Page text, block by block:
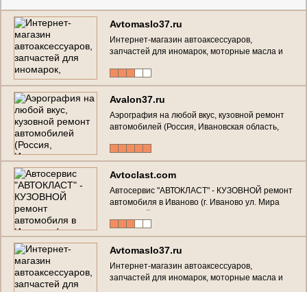
Avtomaslo37.ru
Интернет-магазин автоаксессуаров,
запчастей для иномарок, моторные масла и
Avalon37.ru
Аэрография на любой вкус, кузовной ремонт
автомобилей (Россия, Ивановская область,
Avtoclast.com
Автосервис "АВТОКЛАСТ" - КУЗОВНОЙ ремонт
автомобиля в Иваново (г. Иваново ул. Мира
стр. 4 (район меланжевого комбината), Тел. :
Avtomaslo37.ru
Интернет-магазин автоаксессуаров,
запчастей для иномарок, моторные масла и